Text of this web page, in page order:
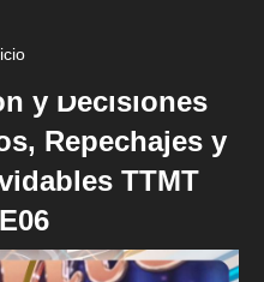
y Decisiones
Repechajes y
TTMT